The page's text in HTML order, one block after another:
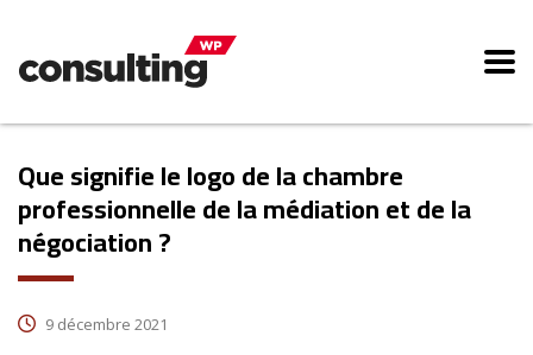
Que signifie le logo de la chambre
professionnelle de la médiation et de la
négociation ?
9 décembre 2021